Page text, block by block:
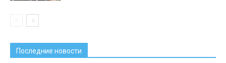
Последние новости